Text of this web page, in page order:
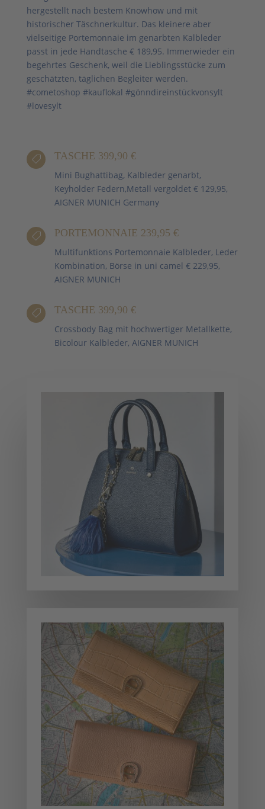
hergestellt nach bestem Knowhow und mit
historischer Täschnerkultur. Das kleinere aber
vielseitige Portemonnaie im genarbten Kalbleder
passt in jede Handtasche € 189,95. Immerwieder ein
begehrtes Geschenk, weil die Lieblingsstücke zum
geschätzten, täglichen Begleiter werden.
#cometoshop #kauflokal #gönndireinstückvonsylt
#lovesylt
 TASCHE 399,90 €
Mini Bughattibag, Kalbleder genarbt,
Keyholder Federn,Metall vergoldet € 129,95,
AIGNER MUNICH Germany
 PORTEMONNAIE 239,95 €
Multifunktions Portemonnaie Kalbleder, Leder
Kombination, Börse in uni camel € 229,95,
AIGNER MUNICH
 TASCHE 399,90 €
Crossbody Bag mit hochwertiger Metallkette,
Bicolour Kalbleder, AIGNER MUNICH